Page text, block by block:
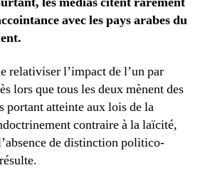
avec les pays arabes du
relativiser l’impact de l’un par
lors que tous les deux mènent des
portant atteinte aux lois de la
contraire à la laïcité,
de distinction politico-